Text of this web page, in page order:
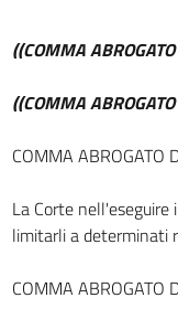
17
18
20
21
((COMMA
((COMMA
COMMA ABROGATO
La Corte
limitarli a determinati
COMMA ABROGATO